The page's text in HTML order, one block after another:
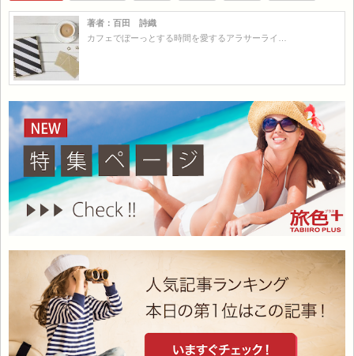
著者：百田 詩織
カフェでぼーっとする時間を愛するアラサーライ…